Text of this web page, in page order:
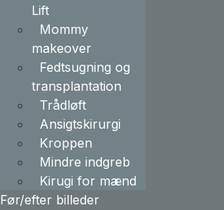
Lift
Mommy
makeover
Fedtsugning og
transplantation
Trådløft
Ansigtskirurgi
Kroppen
Mindre indgreb
Kirugi for mænd
Før/efter billeder